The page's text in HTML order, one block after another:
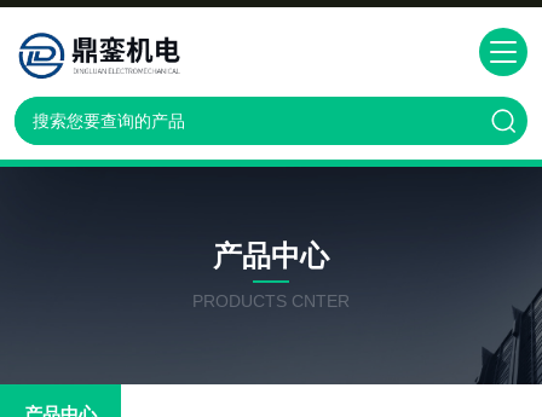
产品中心
PRODUCTS CNTER